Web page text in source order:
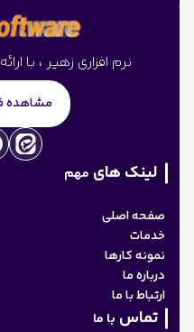
نرم افزاری زهیر ، با
مشاهده
لینک های مهم
صفحه اصلی
خدمات
نمونه کارها
درباره ما
ارتباط با ما
تماس با ما